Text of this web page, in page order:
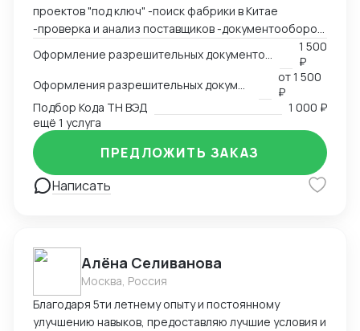
документами и нормативами, экономя время и нервы
клиента.
проектов "под ключ" -поиск фабрики в Китае
-проверка и анализ поставщиков -документооборот
-оформление сертификации на товар: СГР, ДС, СС,
РУ, Нотификация -деловая переписка -продажи
-пользование Инкотермс -общение с фабриками (на
китайском языке) -кастомизация продукта -работа с
OEM \ ODM фабриками - доставка и растаможка
образцов для изготовления сертификации. Проекты
разной сложности, от станков до БАДов
1 500
₽
от1 500
₽
Подбор Кода ТН ВЭД
1 000 ₽
ещё 1 услуга
Написать
ПРЕДЛОЖИТЬ ЗАКАЗ
Алёна Селиванова
Москва, Россия
Благодаря 5ти летнему опыту и постоянному
улучшению навыков, предоставляю лучшие условия и